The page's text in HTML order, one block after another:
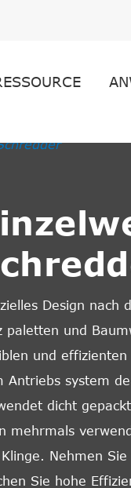
Design nach
paletten und
und
Antriebs system
dicht
mehrmals
Nehmen
Sie hohe